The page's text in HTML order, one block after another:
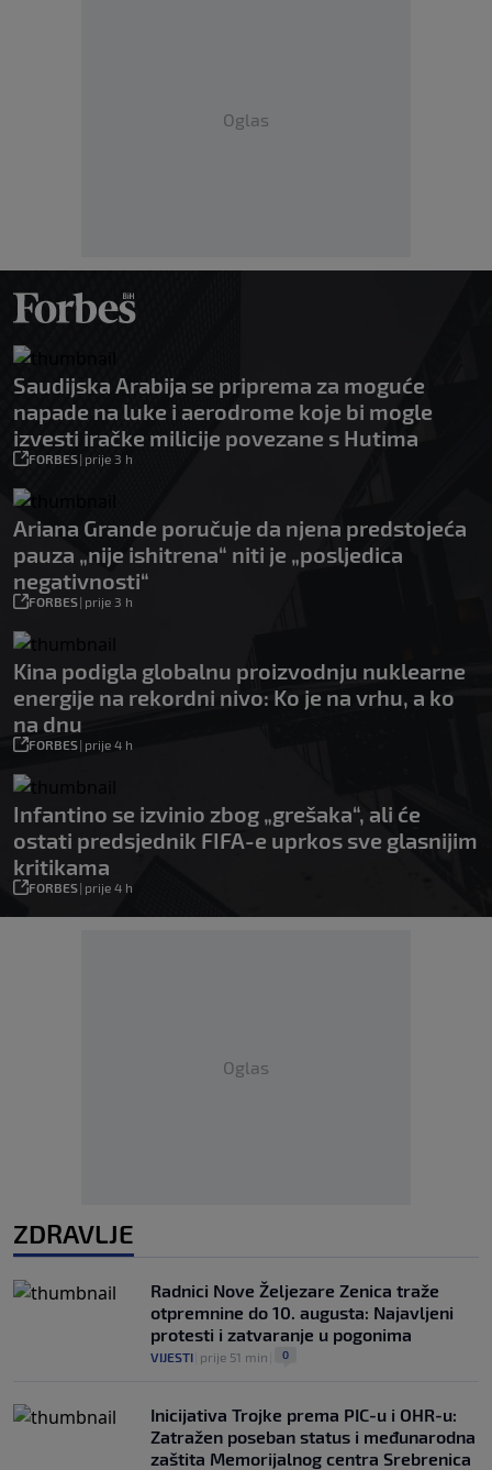
Oglas
Saudijska Arabija se priprema za moguće
napade na luke i aerodrome koje bi mogle
izvesti iračke milicije povezane s Hutima
FORBES| prije 3 h
Ariana Grande poručuje da njena predstojeća
pauza „nije ishitrena“ niti je „posljedica
negativnosti“
FORBES| prije 3 h
Kina podigla globalnu proizvodnju nuklearne
energije na rekordni nivo: Ko je na vrhu, a ko
na dnu
FORBES| prije 4 h
Infantino se izvinio zbog „grešaka“, ali će
ostati predsjednik FIFA-e uprkos sve glasnijim
kritikama
FORBES| prije 4 h
Oglas
ZDRAVLJE
Radnici Nove Željezare Zenica traže
otpremnine do 10. augusta: Najavljeni
protesti i zatvaranje u pogonima
VIJESTI prije 51 min 0
Inicijativa Trojke prema PIC-u i OHR-u:
Zatražen poseban status i međunarodna
zaštita Memorijalnog centra Srebrenica